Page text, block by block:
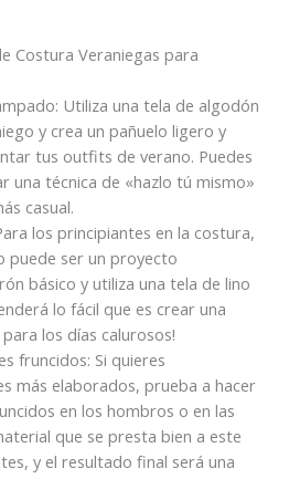
Costura Veraniegas para
Utiliza una tela de algodón
y crea un pañuelo ligero y
tus outfits de verano. Puedes
una técnica de «hazlo tú mismo»
casual.
los principiantes en la costura,
puede ser un proyecto
básico y utiliza una tela de lino
lo fácil que es crear una
los días calurosos!
fruncidos: Si quieres
más elaborados, prueba a hacer
en los hombros o en las
que se presta bien a este
y el resultado final será una